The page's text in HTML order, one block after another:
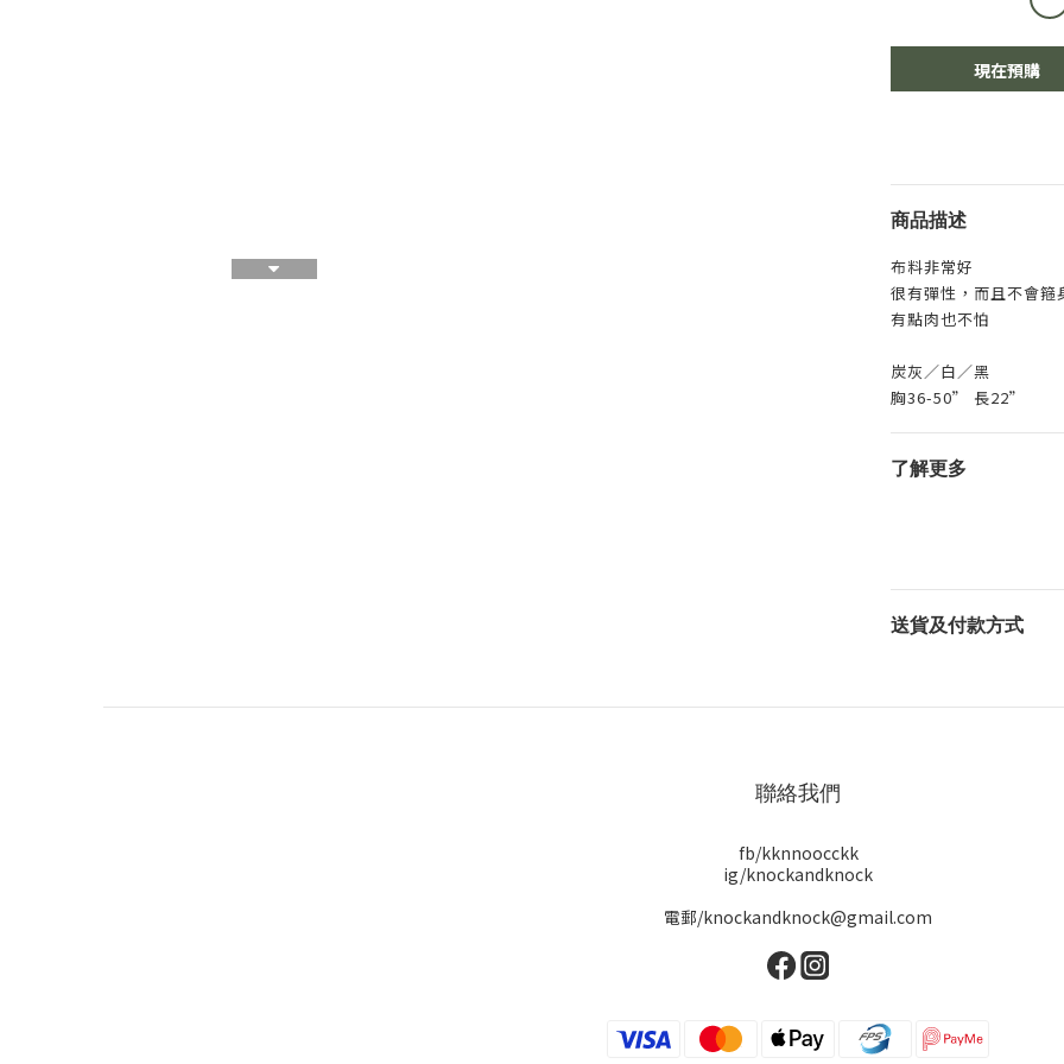
現在預購
商品描述
布料非常好
很有彈性，而且不會箍
有點肉也不怕
炭灰／白／黑
胸36-50” 長22”
了解更多
送貨及付款方式
聯絡我們
fb/kknnoocckk
ig/knockandknock
電郵/knockandknock@gmail.com